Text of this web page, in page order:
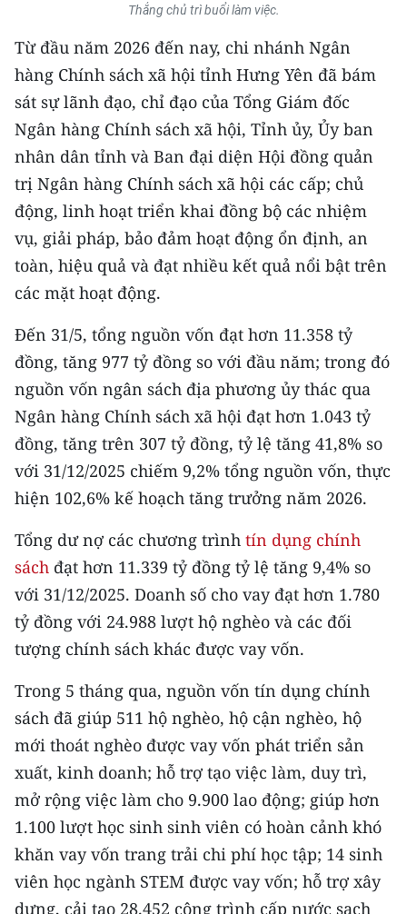
CHƯƠNG TRÌNH OCOP - MỖI XÃ
MỘT SẢN PHẨM
RADIO
MEDIA CENTER
E-Magazine
Video
Media Kinh tế
Media Văn hóa
Media Xã hội
Media Pháp luật
Media Thế giới
Media Thể thao
Media Giáo dục
Media Khoa học - Công nghệ
Media Môi trường
Ảnh
Infographic
TIN MỚI
Thắng chủ trì buổi làm việc.
Từ đầu năm 2026 đến nay, chi nhánh Ngân
hàng Chính sách xã hội tỉnh Hưng Yên đã bám
sát sự lãnh đạo, chỉ đạo của Tổng Giám đốc
Ngân hàng Chính sách xã hội, Tỉnh ủy, Ủy ban
nhân dân tỉnh và Ban đại diện Hội đồng quản
trị Ngân hàng Chính sách xã hội các cấp; chủ
động, linh hoạt triển khai đồng bộ các nhiệm
vụ, giải pháp, bảo đảm hoạt động ổn định, an
toàn, hiệu quả và đạt nhiều kết quả nổi bật trên
các mặt hoạt động.
Đến 31/5, tổng nguồn vốn đạt hơn 11.358 tỷ
đồng, tăng 977 tỷ đồng so với đầu năm; trong đó
nguồn vốn ngân sách địa phương ủy thác qua
Ngân hàng Chính sách xã hội đạt hơn 1.043 tỷ
đồng, tăng trên 307 tỷ đồng, tỷ lệ tăng 41,8% so
với 31/12/2025 chiếm 9,2% tổng nguồn vốn, thực
hiện 102,6% kế hoạch tăng trưởng năm 2026.
Tổng dư nợ các chương trình tín dụng chính
sách đạt hơn 11.339 tỷ đồng tỷ lệ tăng 9,4% so
với 31/12/2025. Doanh số cho vay đạt hơn 1.780
tỷ đồng với 24.988 lượt hộ nghèo và các đối
tượng chính sách khác được vay vốn.
Trong 5 tháng qua, nguồn vốn tín dụng chính
sách đã giúp 511 hộ nghèo, hộ cận nghèo, hộ
mới thoát nghèo được vay vốn phát triển sản
xuất, kinh doanh; hỗ trợ tạo việc làm, duy trì,
mở rộng việc làm cho 9.900 lao động; giúp hơn
1.100 lượt học sinh sinh viên có hoàn cảnh khó
khăn vay vốn trang trải chi phí học tập; 14 sinh
viên học ngành STEM được vay vốn; hỗ trợ xây
dựng, cải tạo 28.452 công trình cấp nước sạch